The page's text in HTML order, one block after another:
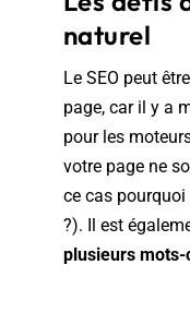
naturel
Le SEO peut
page, car il y a
pour les
votre page ne
ce cas
?). Il est
plusieurs mots-